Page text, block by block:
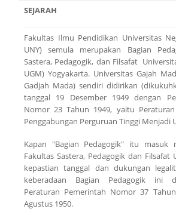
SEJARAH
Fakultas Ilmu Pendidikan Universitas
UNY) semula merupakan Bagian
Sastera, Pedagogik, dan Filsafat
UGM) Yogyakarta. Universitas Gajah
Gadjah Mada) sendiri didirikan
tanggal 19 Desember 1949 dengan
Nomor 23 Tahun 1949, yaitu
Penggabungan Perguruan Tinggi Menjadi
Kapan "Bagian Pedagogik" itu masuk
Fakultas Sastera, Pedagogik dan
kepastian tanggal dan dukungan
keberadaan Bagian Pedagogik ini
Peraturan Pemerintah Nomor 37
Agustus 1950.